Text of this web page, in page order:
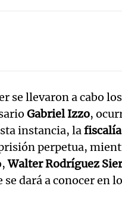
se llevaron a cabo
Gabriel Izzo,
instancia, lafiscalía
perpetua,
Walter Rodríguez
dará a conocer en